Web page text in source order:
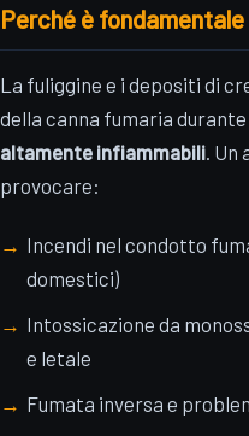
Perché è
La fuliggine e i depositi di
della canna fumaria
altamente infiammabili. Un
provocare:
Incendi nel condotto
domestici)
Intossicazione da
e letale
Fumata inversa e